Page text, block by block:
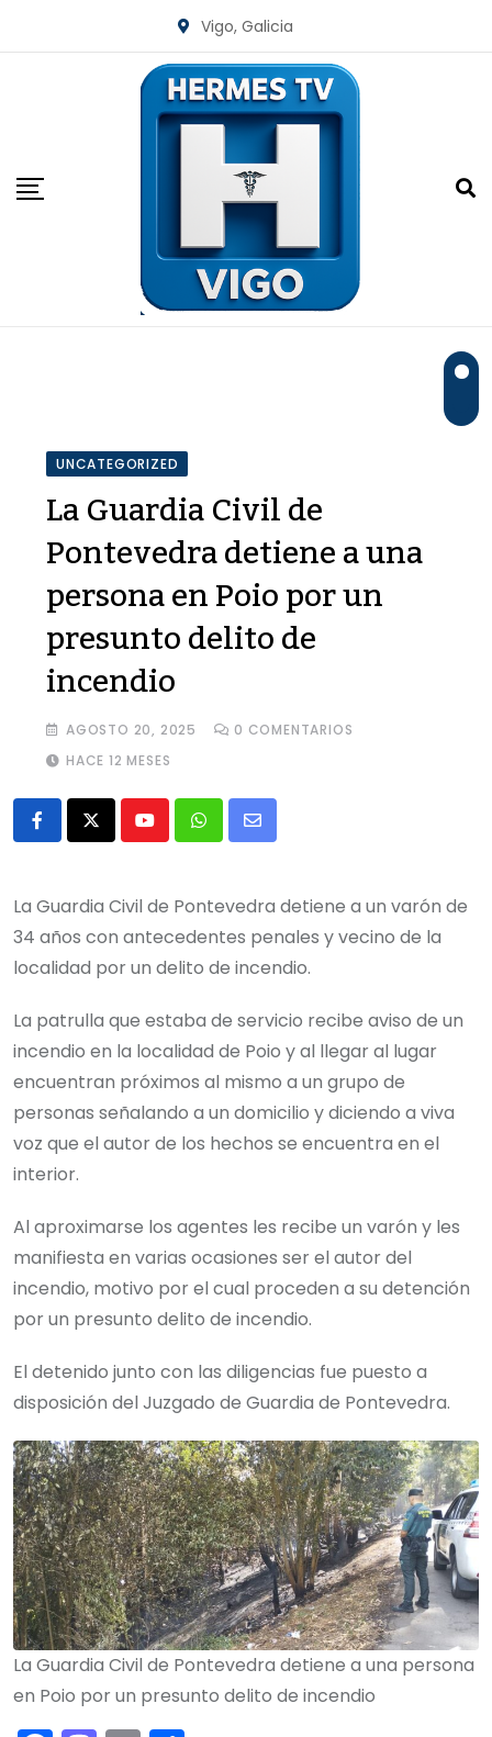
Vigo, Galicia
UNCATEGORIZED
La Guardia Civil de
Pontevedra detiene a una
persona en Poio por un
presunto delito de
incendio
AGOSTO 20, 2025 0 COMENTARIOS
HACE 12 MESES
YoutubeWhatsapp
Share
Email
La Guardia Civil de Pontevedra detiene a un varón de
34 años con antecedentes penales y vecino de la
localidad por un delito de incendio.
La patrulla que estaba de servicio recibe aviso de un
incendio en la localidad de Poio y al llegar al lugar
encuentran próximos al mismo a un grupo de
personas señalando a un domicilio y diciendo a viva
voz que el autor de los hechos se encuentra en el
interior.
Al aproximarse los agentes les recibe un varón y les
manifiesta en varias ocasiones ser el autor del
incendio, motivo por el cual proceden a su detención
por un presunto delito de incendio.
El detenido junto con las diligencias fue puesto a
disposición del Juzgado de Guardia de Pontevedra.
La Guardia Civil de Pontevedra detiene a una persona
en Poio por un presunto delito de incendio